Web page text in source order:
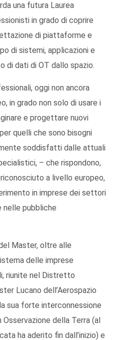
una futura Laurea
in grado di coprire
di piattaforme e
di sistemi, applicazioni e
di dati di OT dallo spazio.
oggi non ancora
in grado non solo di usare i
e progettare nuovi
quelli che sono bisogni
soddisfatti dalle attuali
– che rispondono,
a livello europeo,
in imprese dei settori
nelle pubbliche
Master, oltre alle
delle imprese
riunite nel Distretto
Lucano dell’Aerospazio
sua forte interconnessione
della Terra (al
ha aderito fin dall’inizio) e